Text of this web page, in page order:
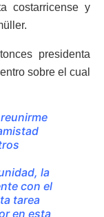
costarricense y
presidenta
sobre el cual
la
con el
tarea
en esta